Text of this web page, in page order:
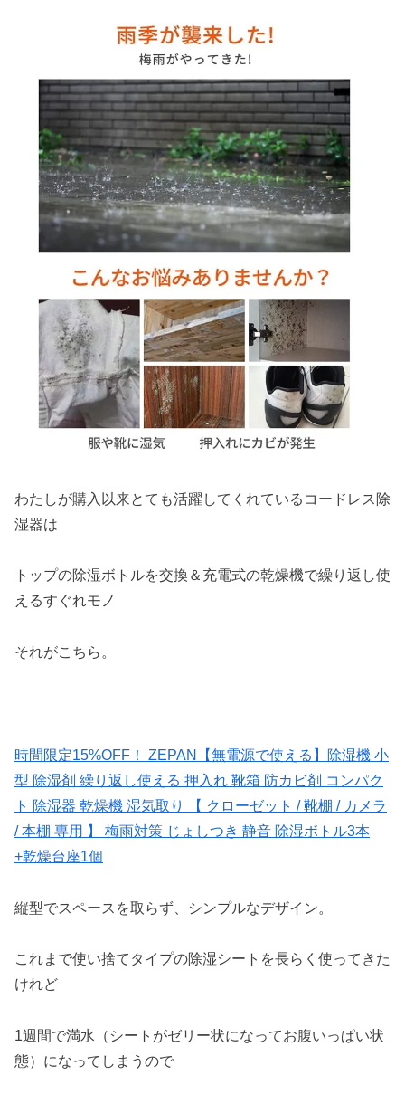
わたしが購入以来とても活躍してくれているコードレス除
湿器は
トップの除湿ボトルを交換＆充電式の乾燥機で繰り返し使
えるすぐれモノ
それがこちら。
時間限定15%OFF！ ZEPAN【無電源で使える】除湿機 小
型 除湿剤 繰り返し使える 押入れ 靴箱 防カビ剤 コンパク
ト 除湿器 乾燥機 湿気取り 【 クローゼット / 靴棚 / カメラ
/ 本棚 専用 】 梅雨対策 じょしつき 静音 除湿ボトル3本
+乾燥台座1個
縦型でスペースを取らず、シンプルなデザイン。
これまで使い捨てタイプの除湿シートを長らく使ってきた
けれど
1週間で満水（シートがゼリー状になってお腹いっぱい状
態）になってしまうので